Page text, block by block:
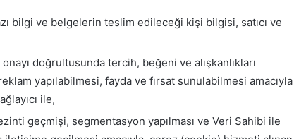
bilgi ve belgelerin teslim edileceği kişi bilgisi, satıcı ve
doğrultusunda tercih, beğeni ve alışkanlıkları
yapılabilmesi, fayda ve fırsat sunulabilmesi amacıyla
ile,
geçmişi, segmentasyon yapılması ve Veri Sahibi ile